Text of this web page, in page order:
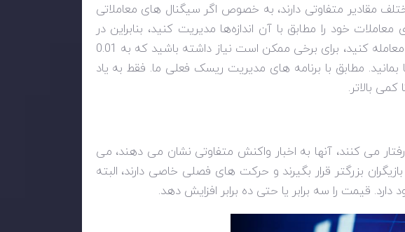
مقادیر متفاوتی دارند، به خصوص اگر سیگنال های معاملاتی
خود را مطابق با آن اندازه‌ها مدیریت کنید، بنابراین در
حالی که معمولاً ممکن است اندازه‌های 0.1 لات را معامله کنید، برای برخی ممکن است نیاز داشته باشید که به 0.01
حتی به ذوب 0.5 لات بروید تا بمانید. مطابق با برنامه های مدیریت ریسک فعلی ما. فقط به یاد
بالاتر.
رفتار می کنند، آنها به اخبار واکنش متفاوتی نشان می دهند، می
بزرگتر قرار بگیرند و حرکت های فصلی خاصی دارند، البته
قیمت را سه برابر یا حتی ده برابر افزایش دهد.